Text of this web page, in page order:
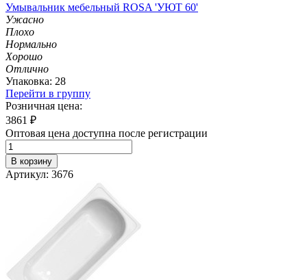
Умывальник мебельный ROSA 'УЮТ 60'
Ужасно
Плохо
Нормально
Хорошо
Отлично
Упаковка: 28
Перейти в группу
Розничная цена:
3861 ₽
Оптовая цена доступна после регистрации
В корзину
Артикул: 3676